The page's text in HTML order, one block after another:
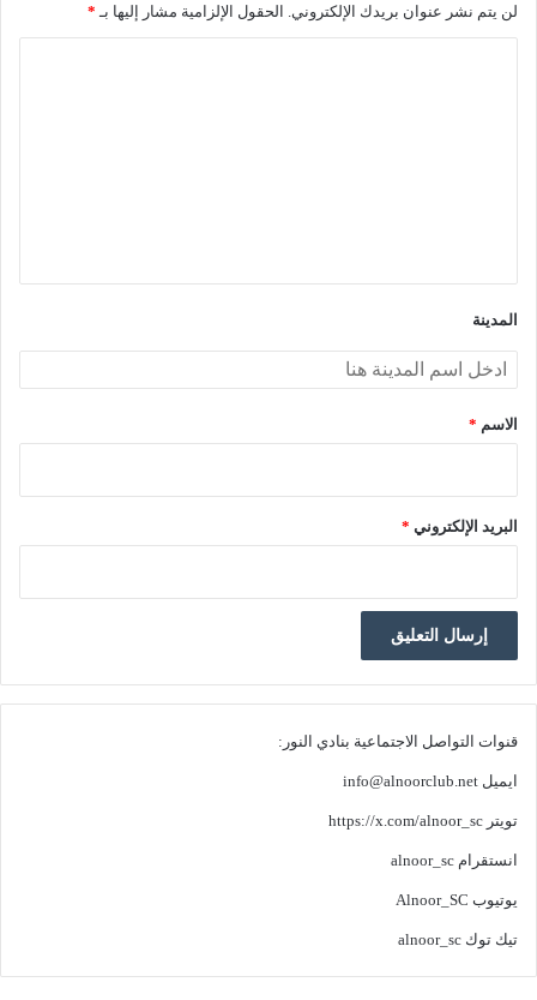
لن يتم نشر عنوان بريدك الإلكتروني. الحقول الإلزامية مشار إليها بـ *
المدينة
الاسم *
البريد الإلكتروني *
قنوات التواصل الاجتماعية بنادي النور:
ايميل info@alnoorclub.net
تويتر https://x.com/alnoor_sc
انستقرام alnoor_sc
يوتيوب Alnoor_SC
تيك توك alnoor_sc